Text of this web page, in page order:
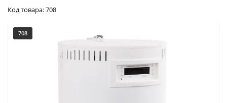
Код товара: 708
708